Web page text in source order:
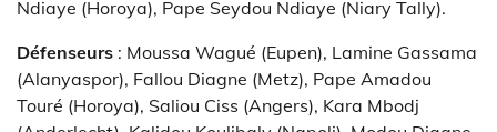
Ndiaye (Horoya), Pape Seydou Ndiaye (Niary Tally).
Défenseurs : Moussa Wagué (Eupen), Lamine Gassama
(Alanyaspor), Fallou Diagne (Metz), Pape Amadou
Touré (Horoya), Saliou Ciss (Angers), Kara Mbodj